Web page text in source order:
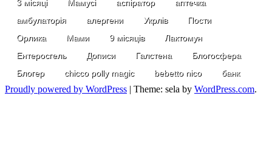
3 місяці Мамусі аспіратор
аптечка
амбулаторія
алергени Укрлів
Пости
Орлика
Мами 9 місяців
Лактомун
Ентеросгель
Дописи Галстена
Блогосфера
Блогер
chicco polly magic bebetto nico банк
Proudly powered by WordPress | Theme: sela by WordPress.com.